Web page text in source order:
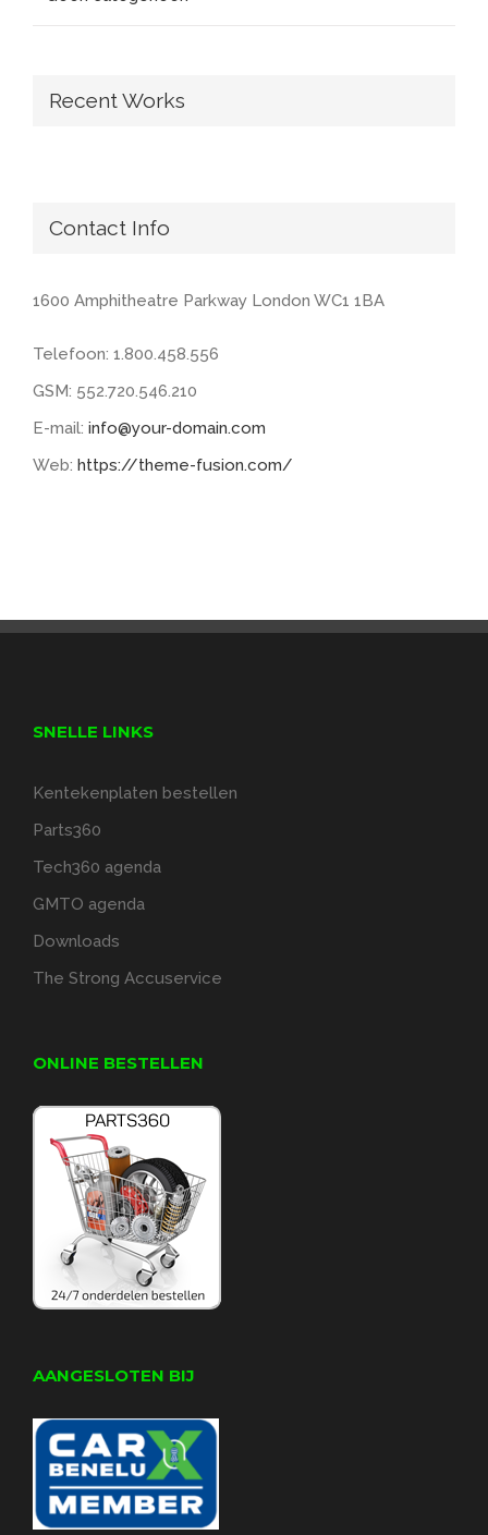
Recent Works
Contact Info
1600 Amphitheatre Parkway London WC1 1BA
Telefoon: 1.800.458.556
GSM: 552.720.546.210
E-mail: info@your-domain.com
Web: https://theme-fusion.com/
SNELLE LINKS
Kentekenplaten bestellen
Parts360
Tech360 agenda
GMTO agenda
Downloads
The Strong Accuservice
ONLINE BESTELLEN
AANGESLOTEN BIJ